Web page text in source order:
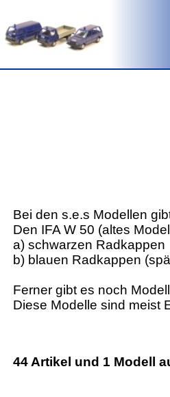
Bei den s.e.s Modellen
Den IFA W 50 (altes
a) schwarzen Radkappen
b) blauen Radkappen
Ferner gibt es noch
Diese Modelle sind meist
44 Artikel und 1 Modell